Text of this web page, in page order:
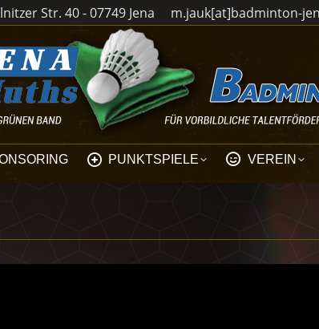
Str. 40 - 07749 Jena m.jauk[at]badminton-
PUNKTSPIELE VEREIN